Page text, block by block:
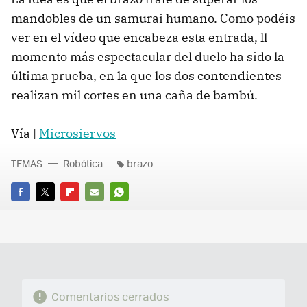
mandobles de un samurai humano. Como podéis
ver en el vídeo que encabeza esta entrada, ll
momento más espectacular del duelo ha sido la
última prueba, en la que los dos contendientes
realizan mil cortes en una caña de bambú.
Vía | Microsiervos
FACEBOOK
TWITTERFLIPBOARD
E-
WHATSAPP
TEMAS Robótica brazo
Comentarios cerrados